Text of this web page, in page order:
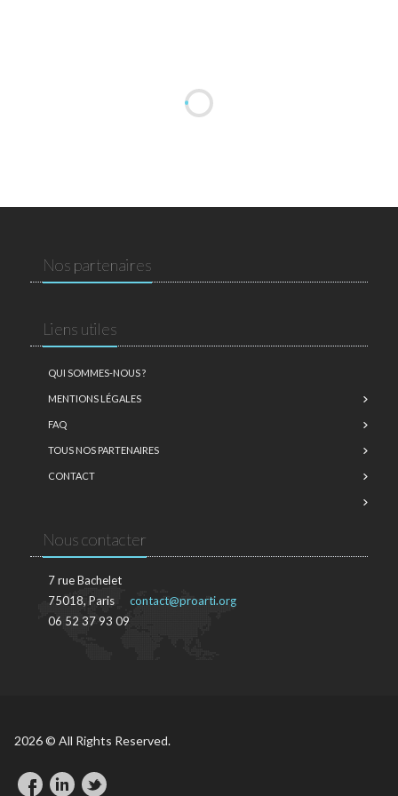
Nos partenaires
Liens utiles
QUI SOMMES-NOUS ?
MENTIONS LÉGALES
FAQ
TOUS NOS PARTENAIRES
CONTACT
Nous contacter
7 rue Bachelet
75018, Paris
06 52 37 93 09
contact@proarti.org
2026 © All Rights Reserved.